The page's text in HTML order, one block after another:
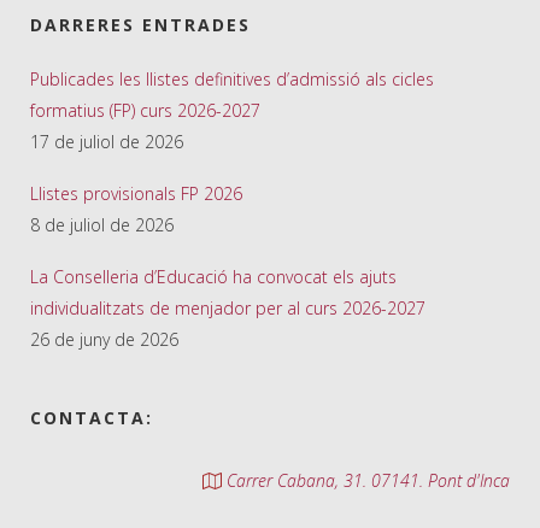
DARRERES ENTRADES
Publicades les llistes definitives d’admissió als cicles
formatius (FP) curs 2026-2027
17 de juliol de 2026
Llistes provisionals FP 2026
8 de juliol de 2026
La Conselleria d’Educació ha convocat els ajuts
individualitzats de menjador per al curs 2026-2027
26 de juny de 2026
CONTACTA:
Carrer Cabana, 31. 07141. Pont d'Inca